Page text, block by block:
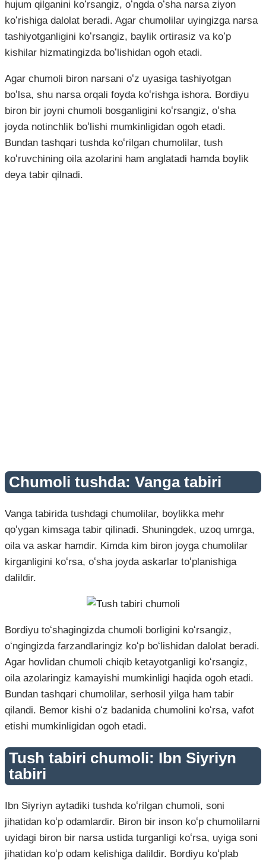
hujum qilganini koʻrsangiz, oʻngda oʻsha narsa ziyon
koʻrishiga dalolat beradi. Agar chumolilar uyingizga narsa
tashiyotganligini koʻrsangiz, baylik ortirasiz va koʻp
kishilar hizmatingizda boʻlishidan ogoh etadi.
Agar chumoli biron narsani oʻz uyasiga tashiyotgan
boʻlsa, shu narsa orqali foyda koʻrishga ishora. Bordiyu
biron bir joyni chumoli bosganligini koʻrsangiz, oʻsha
joyda notinchlik boʻlishi mumkinligidan ogoh etadi.
Bundan tashqari tushda koʻrilgan chumolilar, tush
koʻruvchining oila azolarini ham anglatadi hamda boylik
deya tabir qilnadi.
Chumoli tushda: Vanga tabiri
Vanga tabirida tushdagi chumolilar, boylikka mehr
qoʻygan kimsaga tabir qilinadi. Shuningdek, uzoq umrga,
oila va askar hamdir. Kimda kim biron joyga chumolilar
kirganligini koʻrsa, oʻsha joyda askarlar toʻplanishiga
dalildir.
Bordiyu toʻshagingizda chumoli borligini koʻrsangiz,
oʻngingizda farzandlaringiz koʻp boʻlishidan dalolat beradi.
Agar hovlidan chumoli chiqib ketayotganligi koʻrsangiz,
oila azolaringiz kamayishi mumkinligi haqida ogoh etadi.
Bundan tashqari chumolilar, serhosil yilga ham tabir
qilandi. Bemor kishi oʻz badanida chumolini koʻrsa, vafot
etishi mumkinligidan ogoh etadi.
Tush tabiri chumoli: Ibn Siyriyn
tabiri
Ibn Siyriyn aytadiki tushda koʻrilgan chumoli, soni
jihatidan koʻp odamlardir. Biron bir inson koʻp chumolilarni
uyidagi biron bir narsa ustida turganligi koʻrsa, uyiga soni
jihatidan koʻp odam kelishiga dalildir. Bordiyu koʻplab